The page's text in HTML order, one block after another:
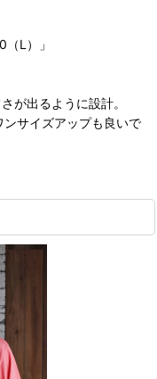
L）」
が出るように設計。
サイズアップも良いで